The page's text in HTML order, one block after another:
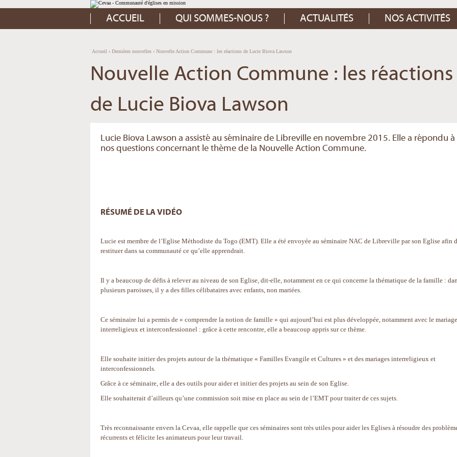
Aller
au
contenu.
Aller
à
Outils
personnels
ACCUEIL QUI SOMMES-NOUS ? ACTUALITÉS NOS ACTIVITÉS
Accueil › Dernières nouvelles › Nouvelle Action Commune : les réactions de Lucie Biova Lawson
Nouvelle Action Commune : les réactions
de Lucie Biova Lawson
Lucie Biova Lawson a assisté au séminaire de Libreville en novembre 2015. Elle a répondu à
nos questions concernant le thème de la Nouvelle Action Commune.
RÉSUMÉ DE LA VIDÉO
Lucie est membre de l’Eglise Méthodiste du Togo (EMT). Elle a été envoyée au séminaire NAC de Libreville par son Eglise afin
restituer dans sa communauté ce qu’elle apprendrait.
Il y a beaucoup de défis à relever au niveau de son Eglise, dit-elle, notamment en ce qui concerne la thématique de la famille :
plusieurs paroisses, il y a des filles célibataires avec enfants, non mariées.
Ce séminaire lui a permis de « comprendre la notion de famille » qui aujourd’hui est plus développée, notamment avec le mariage
interreligieux et interconfessionnel : grâce à cette rencontre, elle a beaucoup appris sur ce thème.
Elle souhaite initier des projets autour de la thématique « Familles Evangile et Cultures » et des mariages interreligieux et
interconfessionnels.
Grâce à ce séminaire, elle a des outils pour aider et initier des projets au sein de son Eglise.
Elle souhaiterait d’ailleurs qu’une commission soit mise en place au sein de l’EMT pour traiter de ces sujets.
Très reconnaissante envers la Cevaa, elle rappelle que ces séminaires sont très utiles pour aider les Eglises à résoudre des
récurrents et félicite les animateurs pour leur travail.